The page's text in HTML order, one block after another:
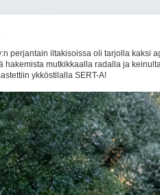
perjantain iltakisoissa oli tarjolla kaksi
hakemista mutkikkaalla radalla ja
ykköstilalla SERT-A!